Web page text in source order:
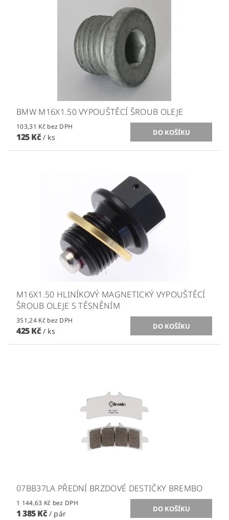
BMW M16X1.50 VYPOUŠTĚCÍ ŠROUB OLEJE
103,31 Kč bez DPH
125 Kč / ks
M16X1.50 HLINÍKOVÝ MAGNETICKÝ VYPOUŠTĚCÍ
ŠROUB OLEJE S TĚSNĚNÍM
351,24 Kč bez DPH
425 Kč / ks
07BB37LA PŘEDNÍ BRZDOVÉ DESTIČKY BREMBO
1 144,63 Kč bez DPH
1 385 Kč / pár